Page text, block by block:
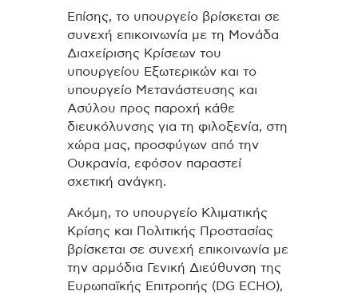
Επίσης, το υπουργείο βρίσκεται σε
συνεχή επικοινωνία με τη Μονάδα
Διαχείρισης Κρίσεων του
υπουργείου Εξωτερικών και το
υπουργείο Μετανάστευσης και
Ασύλου προς παροχή κάθε
διευκόλυνσης για τη φιλοξενία, στη
χώρα μας, προσφύγων από την
Ουκρανία, εφόσον παραστεί
σχετική ανάγκη.
Ακόμη, το υπουργείο Κλιματικής
Κρίσης και Πολιτικής Προστασίας
βρίσκεται σε συνεχή επικοινωνία με
την αρμόδια Γενική Διεύθυνση της
Ευρωπαϊκής Επιτροπής (DG ECHO),